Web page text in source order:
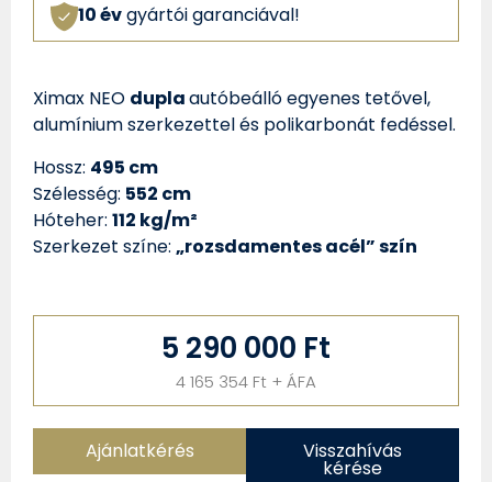
10 évgyártói garanciával!
Ximax NEO duplaautóbeálló egyenes tetővel,
alumínium szerkezettel és polikarbonát fedéssel.
Hossz: 495 cm
Szélesség: 552 cm
Hóteher: 112 kg/m²
Szerkezet színe: „rozsdamentes acél” szín
5 290 000 Ft
4 165 354 Ft + ÁFA
Ajánlatkérés Visszahívás
kérése